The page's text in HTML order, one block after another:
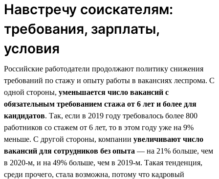
Навстречу соискателям:
требования, зарплаты,
условия
Российские работодатели продолжают политику снижения
требований по стажу и опыту работы в вакансиях леспрома. С
одной стороны, уменьшается число вакансий с
обязательным требованием стажа от 6 лет и более для
кандидатов. Так, если в 2019 году требовалось более 800
работников со стажем от 6 лет, то в этом году уже на 9%
меньше. С другой стороны, компании увеличивают число
вакансий для сотрудников без опыта — на 21% больше, чем
в 2020-м, и на 49% больше, чем в 2019-м. Такая тенденция,
среди прочего, стала возможна, потому что кадровый